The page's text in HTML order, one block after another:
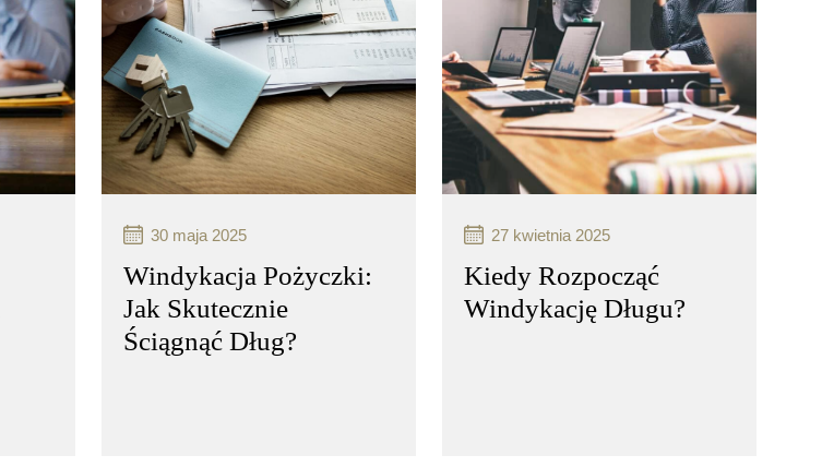
30 maja 2025
Windykacja Pożyczki:
Jak Skutecznie
Ściągnąć Dług?
27 kwietnia 2025
Kiedy Rozpocząć
Windykację Długu?